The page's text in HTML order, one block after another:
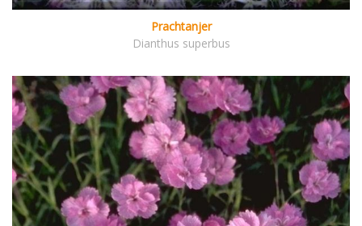
Prachtanjer
Dianthus superbus